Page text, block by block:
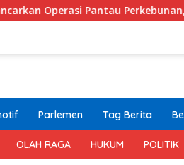
Perkebunan, Bawa
Parlemen Tag Berita
OLAH RAGA HUKUM POLITIK